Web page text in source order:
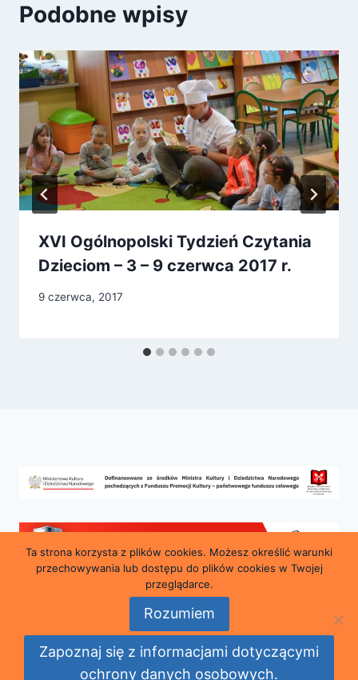
Podobne wpisy
XVI Ogólnopolski Tydzień Czytania
Dzieciom – 3 – 9 czerwca 2017 r.
9 czerwca, 2017
© 2026 Miejska i Powiatowa Biblioteka Publiczna
im. Marii Konopnickiej w Lubaniu
Ta strona korzysta z plików cookies. Możesz określić warunki
przechowywania lub dostępu do plików cookies w Twojej
przeglądarce.
Rozumiem
Zapoznaj się z informacjami dotyczącymi
ochrony danych osobowych.